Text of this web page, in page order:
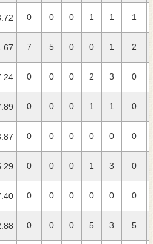
0 0 0 1 1 1
7 5 0 0 1 2
0 0 0 2 3 0
0 0 0 1 1 0
0 0 0 0 0 0
0 0 0 1 3 0
0 0 0 0 0 0
0 0 0 5 3 5